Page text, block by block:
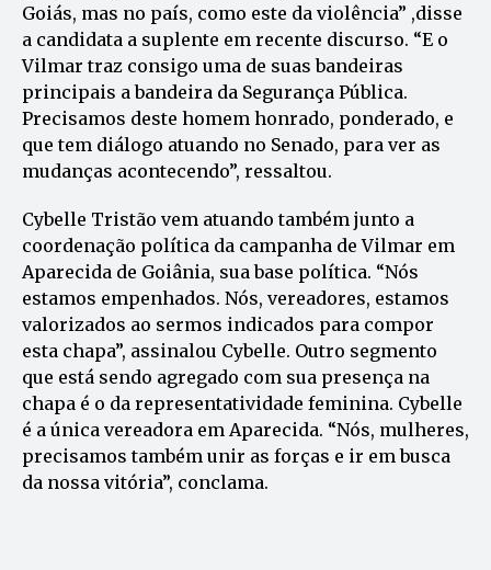
Goiás, mas no país, como este da violência” ,disse
a candidata a suplente em recente discurso. “E o
Vilmar traz consigo uma de suas bandeiras
principais a bandeira da Segurança Pública.
Precisamos deste homem honrado, ponderado, e
que tem diálogo atuando no Senado, para ver as
mudanças acontecendo”, ressaltou.
Cybelle Tristão vem atuando também junto a
coordenação política da campanha de Vilmar em
Aparecida de Goiânia, sua base política. “Nós
estamos empenhados. Nós, vereadores, estamos
valorizados ao sermos indicados para compor
esta chapa”, assinalou Cybelle. Outro segmento
que está sendo agregado com sua presença na
chapa é o da representatividade feminina. Cybelle
é a única vereadora em Aparecida. “Nós, mulheres,
precisamos também unir as forças e ir em busca
da nossa vitória”, conclama.